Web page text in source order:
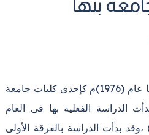
بنها
أنشئت كلية التربية ببنها عام (1976)م كإحدى كليات جامعة
الدراسة الفعلية بها فى العام
(1977/1978) ،وقد بدأت الدراسة بالفرقة الأولى
الدراسي(2000) واستمرت الدراسة فيه إلى أن تم إنشاء
الكليات بكفر سعد وتم الانتقال
في عام (2013)؛ ويتكون المكان الجديد للكلية من عدد